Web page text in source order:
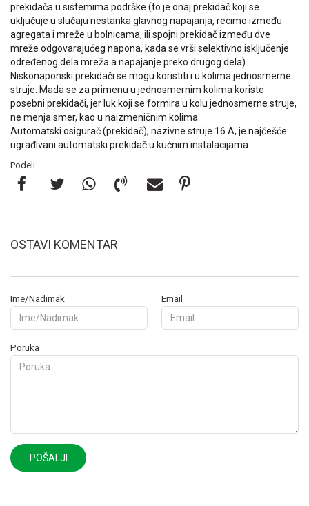
prekidača u sistemima podrške (to je onaj prekidač koji se
uključuje u slučaju nestanka glavnog napajanja, recimo između
agregata i mreže u bolnicama, ili spojni prekidač između dve
mreže odgovarajućeg napona, kada se vrši selektivno isključenje
određenog dela mreža a napajanje preko drugog dela).
Niskonaponski prekidači se mogu koristiti i u kolima jednosmerne
struje. Mada se za primenu u jednosmernim kolima koriste
posebni prekidači, jer luk koji se formira u kolu jednosmerne struje,
ne menja smer, kao u naizmeničnim kolima.
Automatski osigurač (prekidač), nazivne struje 16 A, je najčešće
ugrađivani automatski prekidač u kućnim instalacijama .
Podeli
OSTAVI KOMENTAR
Ime/Nadimak Email
Poruka
POŠALJI